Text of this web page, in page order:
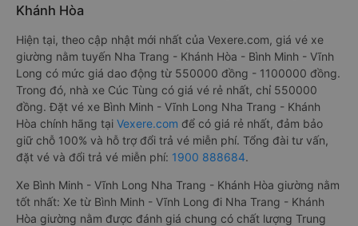
Khánh Hòa
Hiện tại, theo cập nhật mới nhất của Vexere.com, giá vé xe
giường nằm tuyến Nha Trang - Khánh Hòa - Bình Minh - Vĩnh
Long có mức giá dao động từ 550000 đồng - 1100000 đồng.
Trong đó, nhà xe Cúc Tùng có giá vé rẻ nhất, chỉ 550000
đồng. Đặt vé xe Bình Minh - Vĩnh Long Nha Trang - Khánh
Hòa chính hãng tại Vexere.com để có giá rẻ nhất, đảm bảo
giữ chỗ 100% và hỗ trợ đổi trả vé miễn phí. Tổng đài tư vấn,
đặt vé và đổi trả vé miễn phí: 1900 888684.
Xe Bình Minh - Vĩnh Long Nha Trang - Khánh Hòa giường nằm
tốt nhất: Xe từ Bình Minh - Vĩnh Long đi Nha Trang - Khánh
Hòa giường nằm được đánh giá chung có chất lượng Trung